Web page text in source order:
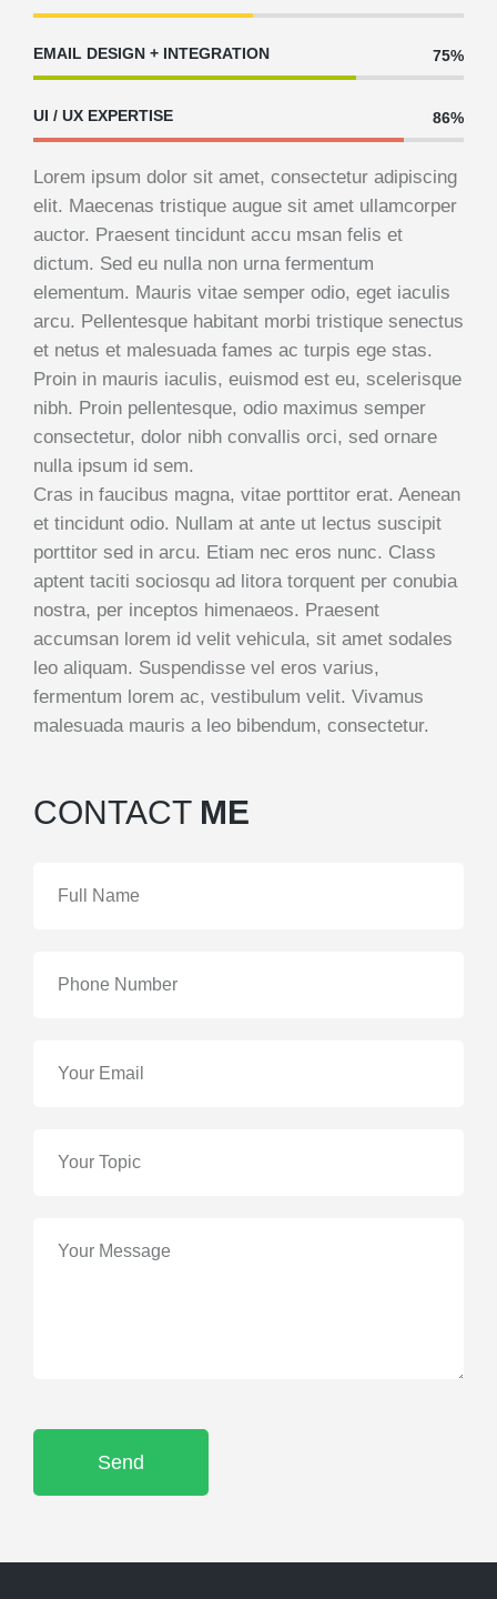
EMAIL DESIGN + INTEGRATION 75%
UI / UX EXPERTISE 86%
Lorem ipsum dolor sit amet, consectetur adipiscing
elit. Maecenas tristique augue sit amet ullamcorper
auctor. Praesent tincidunt accu msan felis et
dictum. Sed eu nulla non urna fermentum
elementum. Mauris vitae semper odio, eget iaculis
arcu. Pellentesque habitant morbi tristique senectus
et netus et malesuada fames ac turpis ege stas.
Proin in mauris iaculis, euismod est eu, scelerisque
nibh. Proin pellentesque, odio maximus semper
consectetur, dolor nibh convallis orci, sed ornare
nulla ipsum id sem.
Cras in faucibus magna, vitae porttitor erat. Aenean
et tincidunt odio. Nullam at ante ut lectus suscipit
porttitor sed in arcu. Etiam nec eros nunc. Class
aptent taciti sociosqu ad litora torquent per conubia
nostra, per inceptos himenaeos. Praesent
accumsan lorem id velit vehicula, sit amet sodales
leo aliquam. Suspendisse vel eros varius,
fermentum lorem ac, vestibulum velit. Vivamus
malesuada mauris a leo bibendum, consectetur.
CONTACT ME